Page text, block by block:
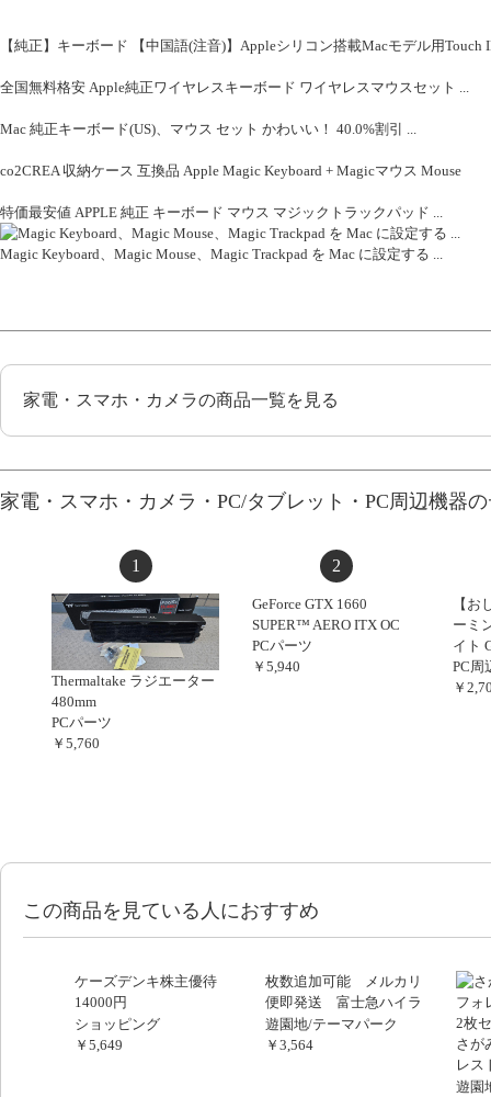
【純正】キーボード 【中国語(注音)】Appleシリコン搭載Macモデル用
全国無料格安 Apple純正ワイヤレスキーボード ワイヤレスマウスセット ...
Mac 純正キーボード(US)、マウス セット かわいい！ 40.0%割引 ...
co2CREA 収納ケース 互換品 Apple Magic Keyboard + Magicマウス Mouse
特価最安値 APPLE 純正 キーボード マウス マジックトラックパッド ...
Magic Keyboard、Magic Mouse、Magic Trackpad を Mac に設定する ...
家電・スマホ・カメラの商品一覧を見る
家電・スマホ・カメラ・PC/タブレット・PC周辺機器
1
Thermaltake ラジエーター
480mm
PCパーツ
￥5,760
2
GeForce GTX 1660
SUPER™ AERO ITX OC
PCパーツ
￥5,940
【お
ーミ
イト
PC周
￥
この商品を見ている人におすすめ
ケーズデンキ株主優待
14000円
ショッピング
￥5,649
枚数追加可能 メルカリ
便即発送 富士急ハイラ
ンド フリーパス２名分
引換券
遊園地/テーマパーク
￥3,564
さが
レ
セッ
遊園